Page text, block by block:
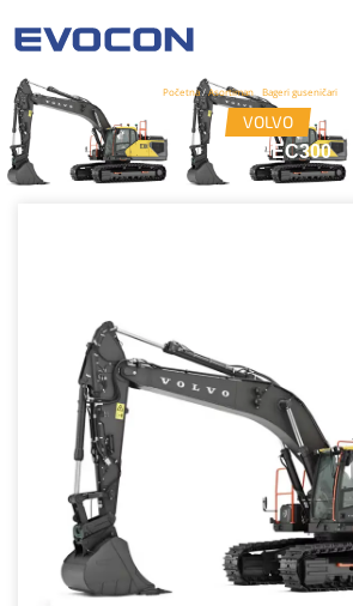
Početna/Asortiman/ Bageri guseničari/
VOLVO
Model: EC300